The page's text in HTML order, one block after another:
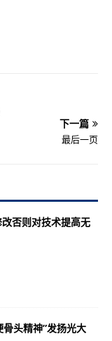
下一篇
最后一页
否则对技术提高无
头精神”发扬光大